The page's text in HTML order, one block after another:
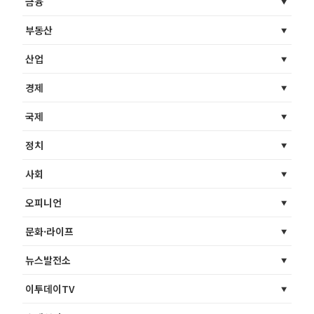
부동산
산업
경제
국제
정치
사회
오피니언
문화·라이프
뉴스발전소
이투데이TV